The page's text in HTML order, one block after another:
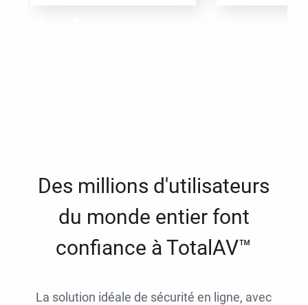
Des millions d'utilisateurs
du monde entier font
confiance à TotalAV™
La solution idéale de sécurité en ligne, avec